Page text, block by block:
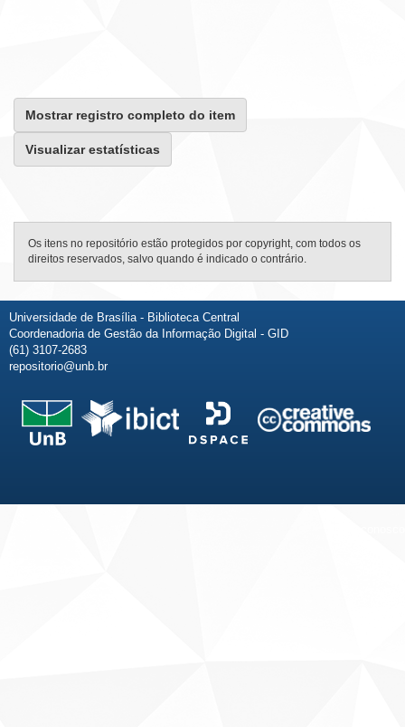
Mostrar registro completo do item
Visualizar estatísticas
Os itens no repositório estão protegidos por copyright, com todos os
direitos reservados, salvo quando é indicado o contrário.
Universidade de Brasília - Biblioteca Central
Coordenadoria de Gestão da Informação Digital - GID
(61) 3107-2683
repositorio@unb.br